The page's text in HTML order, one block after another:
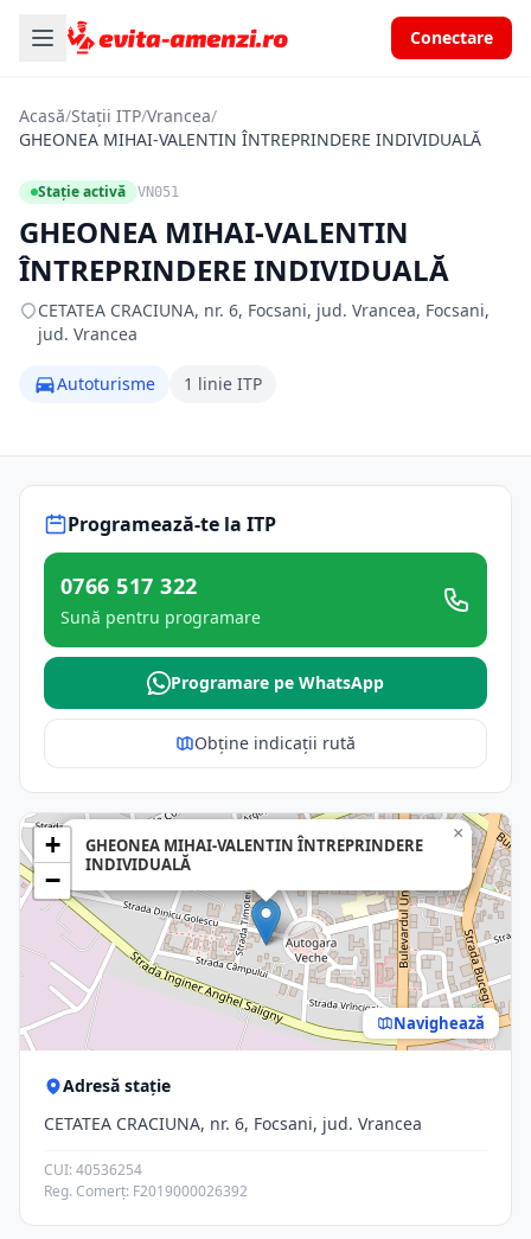
Conectare
Acasă/Stații ITP/Vrancea/
GHEONEA MIHAI-VALENTIN ÎNTREPRINDERE INDIVIDUALĂ
Stație activă VN051
GHEONEA MIHAI-VALENTIN
ÎNTREPRINDERE INDIVIDUALĂ
CETATEA CRACIUNA, nr. 6, Focsani, jud. Vrancea, Focsani,
jud. Vrancea
Autoturisme 1 linie ITP
Programează-te la ITP
0766 517 322
Sună pentru programare
Programare pe WhatsApp
Obține indicații rută
GHEONEA MIHAI-VALENTIN ÎNTREPRINDERE
INDIVIDUALĂ
×
+
−
Navighează
Adresă stație
CETATEA CRACIUNA, nr. 6, Focsani, jud. Vrancea
CUI: 40536254
Reg. Comerț: F2019000026392